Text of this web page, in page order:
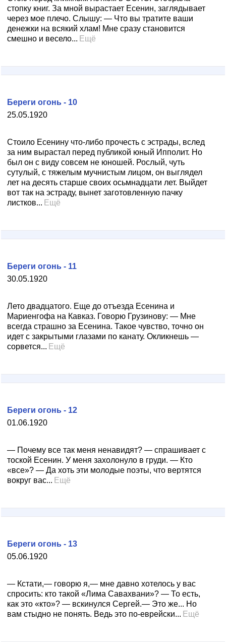
стопку книг. За мной вырастает Есенин, заглядывает
через мое плечо. Слышу: — Что вы тратите ваши
денежки на всякий хлам! Мне сразу становится
смешно и весело... Ещё
25.05.1920
Береги огонь - 10
Стоило Есенину что-либо прочесть с эстрады, вслед
за ним вырастал перед публикой юный Ипполит. Но
был он с виду совсем не юношей. Рослый, чуть
сутулый, с тяжелым мучнистым лицом, он выглядел
лет на десять старше своих осьмнадцати лет. Выйдет
вот так на эстраду, вынет заготовленную пачку
листков... Ещё
30.05.1920
Береги огонь - 11
Лето двадцатого. Еще до отъезда Есенина и
Мариенгофа на Кавказ. Говорю Грузинову: — Мне
всегда страшно за Есенина. Такое чувство, точно он
идет с закрытыми глазами по канату. Окликнешь —
сорвется... Ещё
01.06.1920
Береги огонь - 12
— Почему все так меня ненавидят? — спрашивает с
тоской Есенин. У меня захолонуло в груди. — Кто
«все»? — Да хоть эти молодые поэты, что вертятся
вокруг вас... Ещё
05.06.1920
Береги огонь - 13
— Кстати,— говорю я,— мне давно хотелось у вас
спросить: кто такой «Лима Савахвани»? — То есть,
как это «кто»? — вскинулся Сергей.— Это же... Но
вам стыдно не понять. Ведь это по-еврейски... Ещё